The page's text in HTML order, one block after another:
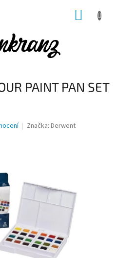
PAINT PAN SET
Značka: Derwent